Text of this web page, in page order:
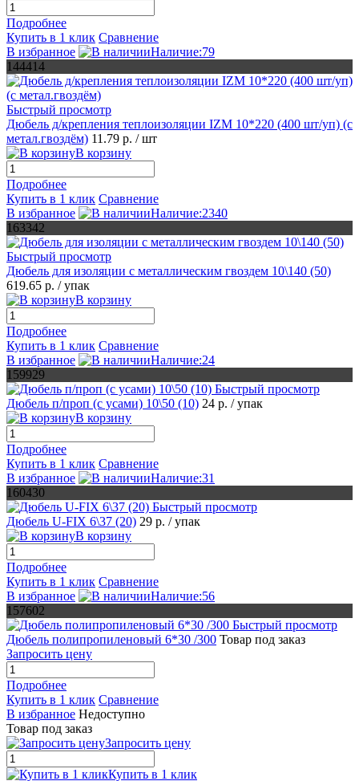
Подробнее
Купить в 1 клик Сравнение
В избранное
Наличие:79
144414
Быстрый просмотр
Дюбель д/крепления теплоизоляции IZМ 10*220 (400 шт/уп) (с
метал.гвоздём) 11.79 р. / шт
В корзину
Подробнее
Купить в 1 клик Сравнение
В избранное
Наличие:2340
163342
Быстрый просмотр
Дюбель для изоляции с металлическим гвоздем 10\140 (50)
619.65 р. / упак
В корзину
Подробнее
Купить в 1 клик Сравнение
В избранное
Наличие:24
159929
Быстрый просмотр
Дюбель п/проп (с усами) 10\50 (10) 24 р. / упак
В корзину
Подробнее
Купить в 1 клик Сравнение
В избранное
Наличие:31
160430
Быстрый просмотр
Дюбель U-FIX 6\37 (20) 29 р. / упак
В корзину
Подробнее
Купить в 1 клик Сравнение
В избранное
Наличие:56
157602
Быстрый просмотр
Дюбель полипропиленовый 6*30 /300 Товар под заказ
Запросить цену
Подробнее
Купить в 1 клик Сравнение
В избранное Недоступно
Товар под заказ
Запросить цену
Купить в 1 клик